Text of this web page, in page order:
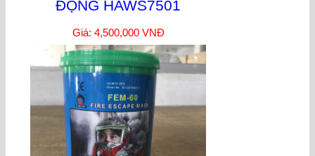
ĐỘNG HAWS7501
Giá: 4,500,000 VNĐ